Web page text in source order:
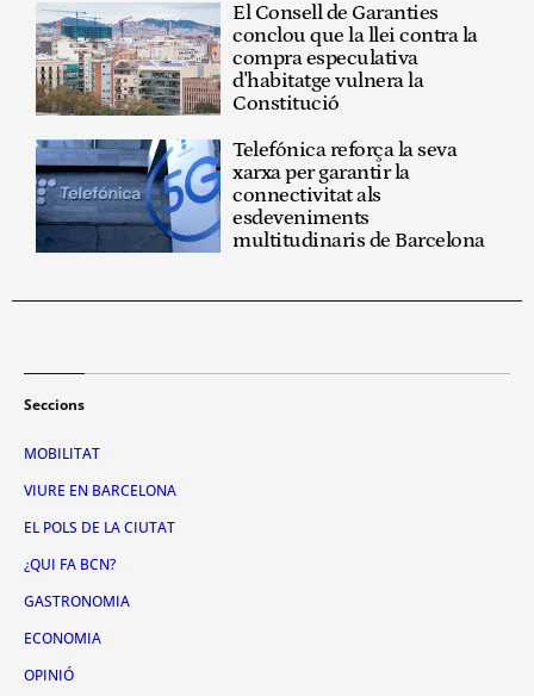
El Consell de Garanties
conclou que la llei contra la
compra especulativa
d'habitatge vulnera la
Constitució
Telefónica reforça la seva
xarxa per garantir la
connectivitat als
esdeveniments
multitudinaris de Barcelona
Seccions
MOBILITAT
VIURE EN BARCELONA
EL POLS DE LA CIUTAT
¿QUI FA BCN?
GASTRONOMIA
ECONOMIA
OPINIÓ